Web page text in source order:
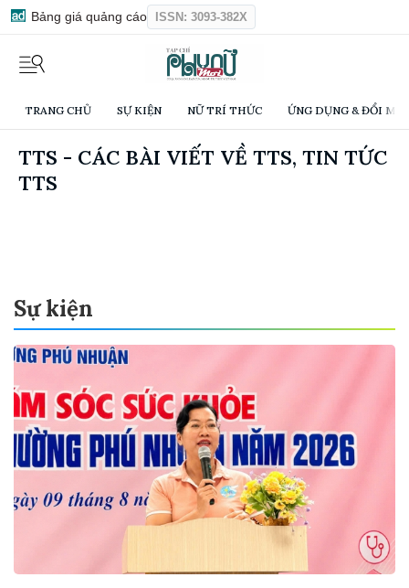
Bảng giá quảng cáo ISSN: 3093-382X
TRANG CHỦ SỰ KIỆN NỮ TRÍ THỨC ỨNG DỤNG & ĐỔI
TTS - CÁC BÀI VIẾT VỀ TTS, TIN TỨC
TTS
Sự kiện